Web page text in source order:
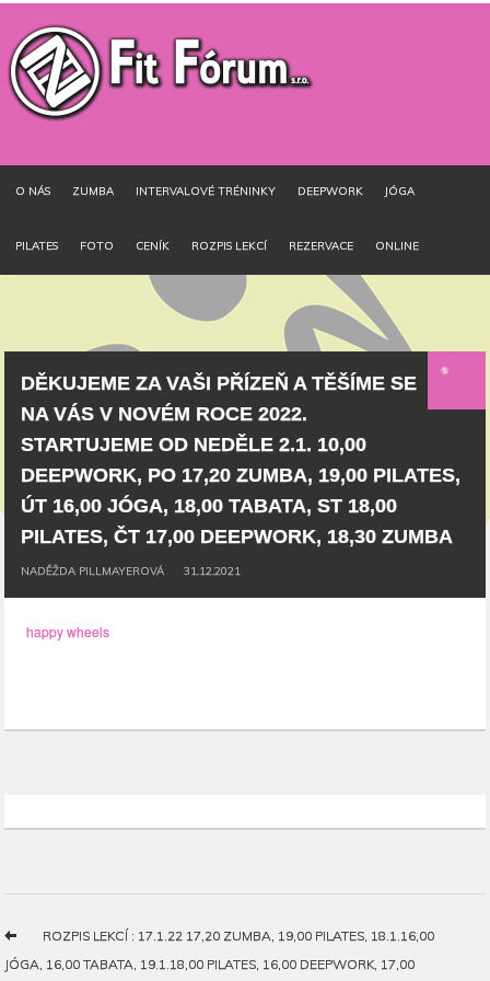
O NÁS ZUMBA INTERVALOVÉ TRÉNINKY DEEPWORK JÓGA
PILATES FOTO CENÍK ROZPIS LEKCÍ REZERVACE ONLINE
DĚKUJEME ZA VAŠI PŘÍZEŇ A TĚŠÍME SE
NA VÁS V NOVÉM ROCE 2022.
STARTUJEME OD NEDĚLE 2.1. 10,00
DEEPWORK, PO 17,20 ZUMBA, 19,00 PILATES,
ÚT 16,00 JÓGA, 18,00 TABATA, ST 18,00
PILATES, ČT 17,00 DEEPWORK, 18,30 ZUMBA
NADĚŽDA PILLMAYEROVÁ 31.12.2021
happy wheels
ROZPIS LEKCÍ : 17.1.22 17,20 ZUMBA, 19,00 PILATES, 18.1.16,00
JÓGA, 16,00 TABATA, 19.1.18,00 PILATES, 16,00 DEEPWORK, 17,00